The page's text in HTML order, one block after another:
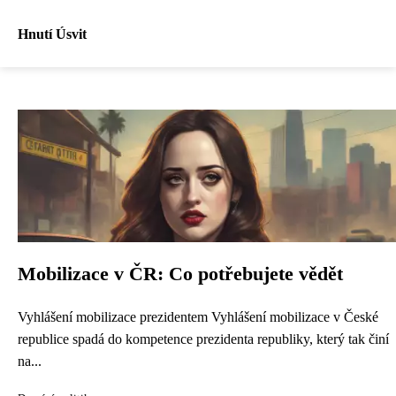
Hnutí Úsvit
Mobilizace v ČR: Co potřebujete vědět
Vyhlášení mobilizace prezidentem Vyhlášení mobilizace v České
republice spadá do kompetence prezidenta republiky, který tak činí
na...